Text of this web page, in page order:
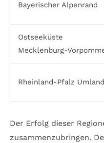
Bayerischer Alpenrand
Ostseeküste
Mecklenburg-
Rheinland-Pfalz Umland
Der Erfolg dieser
zusammenzubringen.